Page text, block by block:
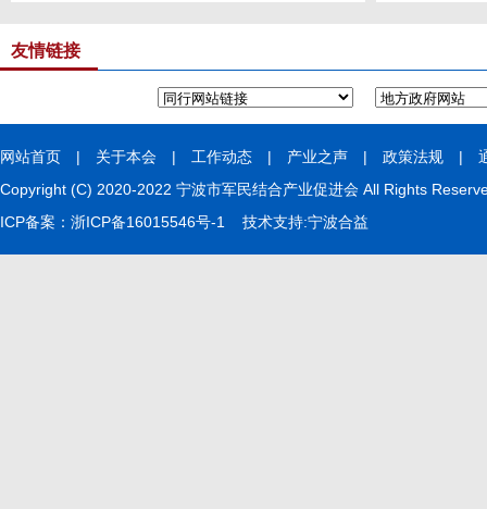
友情链接
网站首页 | 关于本会 | 工作动态 | 产业之声 | 政策法规 |
Copyright (C) 2020-2022 宁波市军民结合产业促进会 All Rights
ICP备案： 浙ICP备16015546号-1 技术支持:宁波合益